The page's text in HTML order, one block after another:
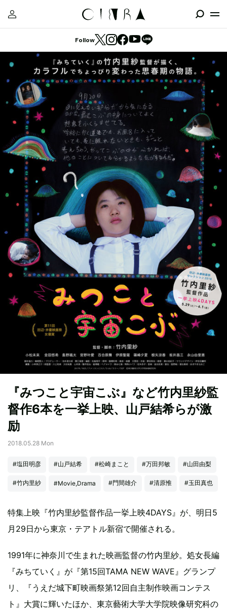
Follow
『みつこと宇宙こぶ』など竹内里紗監
督作6本を一挙上映、山戸結希らが激
励
2018.05.28 Mon
#塩田明彦 #山戸結希 #松崎まこと #万田邦敏 #山田由梨
#竹内里紗 #Movie,Drama #門間雄介 #清原惟 #玉田真也
特集上映『竹内里紗監督作品一挙上映4DAYS』が、明日5
月29日から東京・テアトル新宿で開催される。
1991年に神奈川で生まれた映画監督の竹内里紗。処女長編
『みちていく』が『第15回TAMA NEW WAVE』グランプ
リ、『うえだ城下町映画祭第12回自主制作映画コンテス
ト』大賞に輝いたほか、東京藝術大学大学院映像研究科の